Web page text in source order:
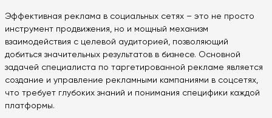
Эффективная реклама в социальных сетях – это не просто
инструмент продвижения, но и мощный механизм
взаимодействия с целевой аудиторией, позволяющий
добиться значительных результатов в бизнесе. Основной
задачей специалиста по таргетированной рекламе является
создание и управление рекламными кампаниями в соцсетях,
что требует глубоких знаний и понимания специфики каждой
платформы.